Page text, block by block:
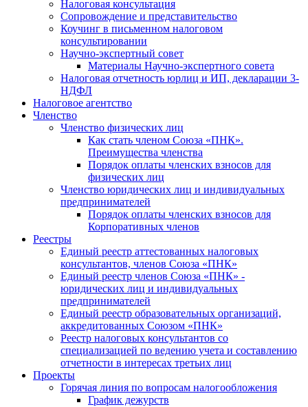
Налоговая консультация
Cопровождение и представительство
Коучинг в письменном налоговом
консультировании
Научно-экспертный совет
Материалы Научно-экспертного совета
Налоговая отчетность юрлиц и ИП, декларации 3-
НДФЛ
Налоговое агентство
Членство
Членство физических лиц
Как стать членом Союза «ПНК».
Преимущества членства
Порядок оплаты членских взносов для
физических лиц
Членство юридических лиц и индивидуальных
предпринимателей
Порядок оплаты членских взносов для
Корпоративных членов
Реестры
Единый реестр аттестованных налоговых
консультантов, членов Союза «ПНК»
Единый реестр членов Союза «ПНК» -
юридических лиц и индивидуальных
предпринимателей
Единый реестр образовательных организаций,
аккредитованных Союзом «ПНК»
Реестр налоговых консультантов со
специализацией по ведению учета и составлению
отчетности в интересах третьих лиц
Проекты
Горячая линия по вопросам налогообложения
График дежурств